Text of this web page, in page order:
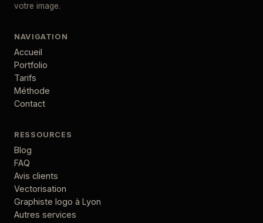
votre image.
NAVIGATION
Accueil
Portfolio
Tarifs
Méthode
Contact
RESSOURCES
Blog
FAQ
Avis clients
Vectorisation
Graphiste logo à Lyon
Autres services